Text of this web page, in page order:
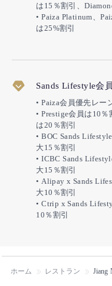
は15％割引、
• Paiza Platinum、
は25%割引
Sands Lifestyle会
• Paiza会員優先レー
• Prestige会員は10
は20％割引
• BOC Sands
大15％割引
• ICBC Sands
大15％割引
• Alipay x Sands
大10％割引
• Ctrip x Sands
10％割引
ホーム レストラン Jiang